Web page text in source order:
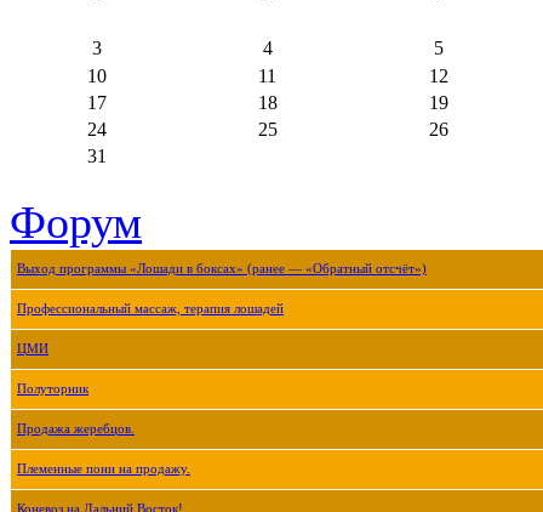
3 4
5
10
11
12
17
18
19
24
25
26
31
Форум
Выход программы «Лошади в боксах» (ранее — «Обратный отсчёт»)
Профессиональный массаж, терапия лошадей
ЦМИ
Полуторник
Продажа жеребцов.
Племенные пони на продажу.
Коневоз на Дальний Восток!